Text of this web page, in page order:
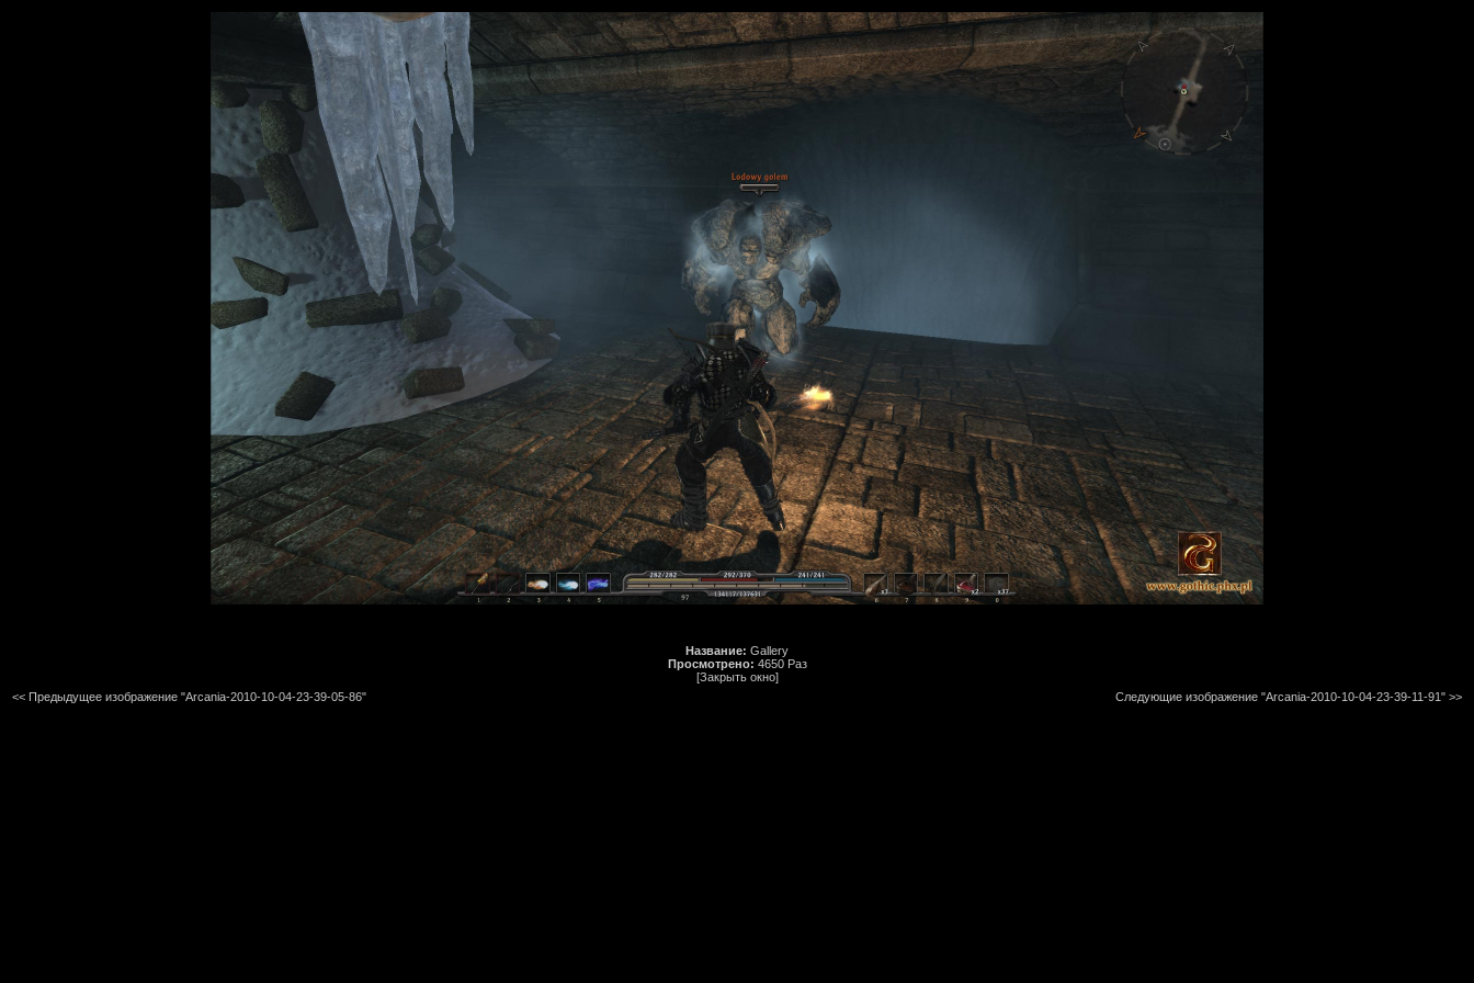
Название: Gallery
Просмотрено: 4650 Раз
[Закрыть окно]
<< Предыдущее изображение "Arcania-2010-10-04-23-39-05-86"
Следующие изображение "Arcania-2010-10-04-23-39-11-91" >>